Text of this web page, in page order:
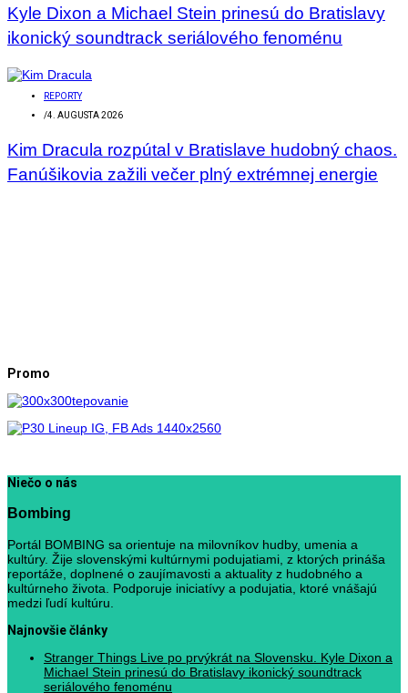
Kyle Dixon a Michael Stein prinesú do Bratislavy
ikonický soundtrack seriálového fenoménu
REPORTY
/4. AUGUSTA 2026
Kim Dracula rozpútal v Bratislave hudobný chaos.
Fanúšikovia zažili večer plný extrémnej energie
Promo
Niečo o nás
Bombing
Portál BOMBING sa orientuje na milovníkov hudby, umenia a
kultúry. Žije slovenskými kultúrnymi podujatiami, z ktorých prináša
reportáže, doplnené o zaujímavosti a aktuality z hudobného a
kultúrneho života. Podporuje iniciatívy a podujatia, ktoré vnášajú
medzi ľudí kultúru.
Najnovšie články
Stranger Things Live po prvýkrát na Slovensku. Kyle Dixon a
Michael Stein prinesú do Bratislavy ikonický soundtrack
seriálového fenoménu